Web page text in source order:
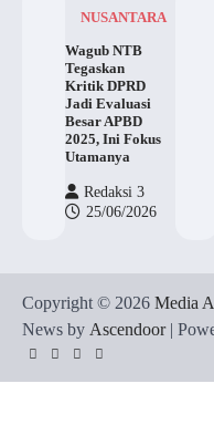
NUSANTARA
Wagub NTB
Tegaskan
Kritik DPRD
Jadi Evaluasi
Besar APBD
2025, Ini Fokus
Utamanya
Redaksi 3
25/06/2026
Copyright © 2026 Media
News by Ascendoor|
TwitterInstagram
YouTubeFacebook